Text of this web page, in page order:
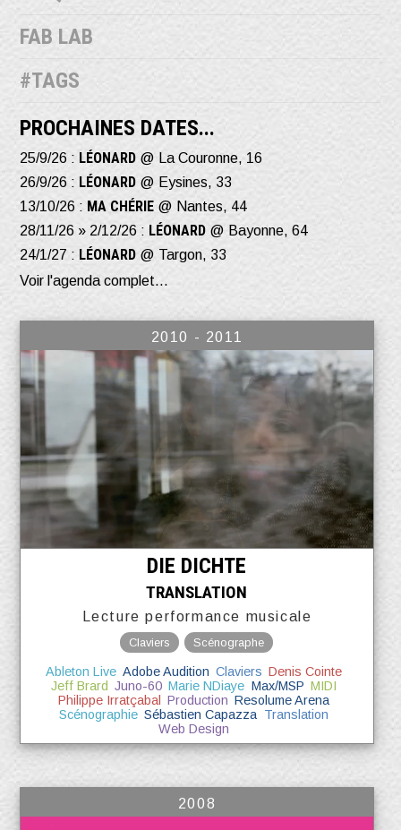
FAB LAB
#TAGS
PROCHAINES DATES...
25/9/26 : LÉONARD @ La Couronne, 16
26/9/26 : LÉONARD @ Eysines, 33
13/10/26 : MA CHÉRIE @ Nantes, 44
28/11/26 » 2/12/26 : LÉONARD @ Bayonne, 64
24/1/27 : LÉONARD @ Targon, 33
Voir l'agenda complet...
2010 - 2011
DIE DICHTE
TRANSLATION
Lecture performance musicale
Claviers Scénographe
Ableton Live Adobe Audition Claviers Denis Cointe
Jeff Brard Juno-60 Marie NDiaye Max/MSP MIDI
Philippe Irratçabal
Production Resolume Arena
Scénographie Sébastien Capazza Translation
Web Design
2008